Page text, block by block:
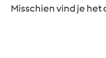
Misschien vind je het